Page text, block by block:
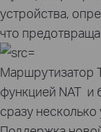
устройства,
что
Маршрутизатор
функцией NAT и
сразу